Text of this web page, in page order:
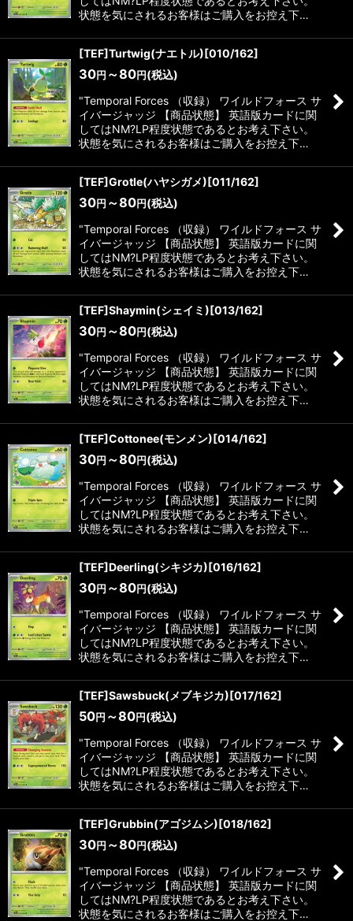
状態を気にされるお客様はご購入をお控え下…
[TEF]Turtwig(ナエトル)[010/162]
30円 ～80円 (税込)
"Temporal Forces （収録） ワイルドフォース サ
イバージャッジ 【商品状態】 英語版カードに関
してはNM?LP程度状態であるとお考え下さい。
状態を気にされるお客様はご購入をお控え下…
[TEF]Grotle(ハヤシガメ)[011/162]
30円 ～80円 (税込)
"Temporal Forces （収録） ワイルドフォース サ
イバージャッジ 【商品状態】 英語版カードに関
してはNM?LP程度状態であるとお考え下さい。
状態を気にされるお客様はご購入をお控え下…
[TEF]Shaymin(シェイミ)[013/162]
30円 ～80円 (税込)
"Temporal Forces （収録） ワイルドフォース サ
イバージャッジ 【商品状態】 英語版カードに関
してはNM?LP程度状態であるとお考え下さい。
状態を気にされるお客様はご購入をお控え下…
[TEF]Cottonee(モンメン)[014/162]
30円 ～80円 (税込)
"Temporal Forces （収録） ワイルドフォース サ
イバージャッジ 【商品状態】 英語版カードに関
してはNM?LP程度状態であるとお考え下さい。
状態を気にされるお客様はご購入をお控え下…
[TEF]Deerling(シキジカ)[016/162]
30円 ～80円 (税込)
"Temporal Forces （収録） ワイルドフォース サ
イバージャッジ 【商品状態】 英語版カードに関
してはNM?LP程度状態であるとお考え下さい。
状態を気にされるお客様はご購入をお控え下…
[TEF]Sawsbuck(メブキジカ)[017/162]
50円 ～80円 (税込)
"Temporal Forces （収録） ワイルドフォース サ
イバージャッジ 【商品状態】 英語版カードに関
してはNM?LP程度状態であるとお考え下さい。
状態を気にされるお客様はご購入をお控え下…
[TEF]Grubbin(アゴジムシ)[018/162]
30円 ～80円 (税込)
"Temporal Forces （収録） ワイルドフォース サ
イバージャッジ 【商品状態】 英語版カードに関
してはNM?LP程度状態であるとお考え下さい。
状態を気にされるお客様はご購入をお控え下…